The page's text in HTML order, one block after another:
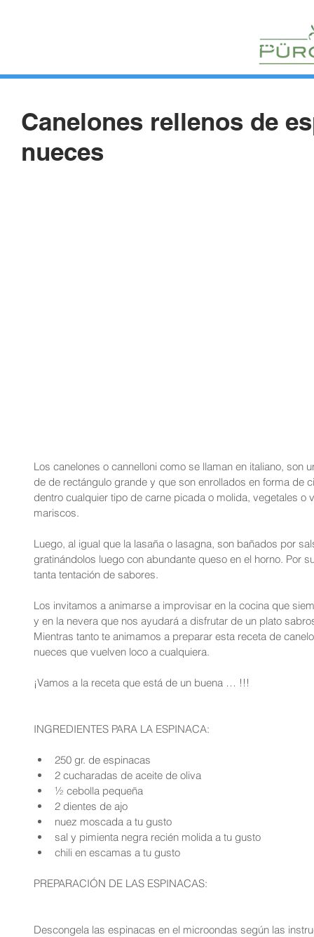
CONTACTO
Canelones rellenos de
nueces
Los canelones o cannelloni como se llaman en italiano, son
de de rectángulo grande y que son enrollados en forma de
dentro cualquier tipo de carne picada o molida, vegetales
mariscos.
Luego, al igual que la lasaña o lasagna, son bañados por
gratinándolos luego con abundante queso en el horno. Por
tanta tentación de sabores.
Los invitamos a animarse a improvisar en la cocina que
y en la nevera que nos ayudará a disfrutar de un plato
Mientras tanto te animamos a preparar esta receta de
nueces que vuelven loco a cualquiera.
¡Vamos a la receta que está de un buena … !!!
INGREDIENTES PARA LA ESPINACA:
250 gr. de espinacas
2 cucharadas de aceite de oliva
½ cebolla pequeña
2 dientes de ajo
nuez moscada a tu gusto
sal y pimienta negra recién molida a tu gusto
chili en escamas a tu gusto
PREPARACIÓN DE LAS ESPINACAS:
Descongela las espinacas en el microondas según las